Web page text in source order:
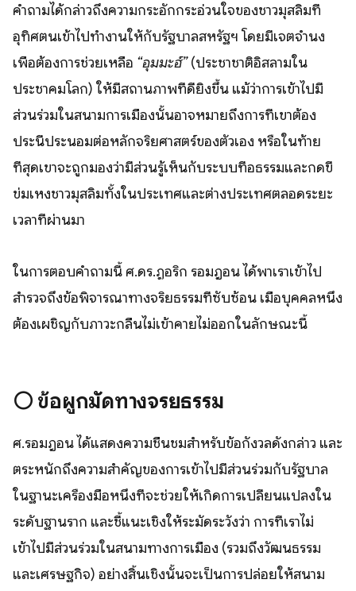
คำถามได้กล่าวถึงความกระอักกระอ่วนใจของชาวมุสลิมที่
อุทิศตนเข้าไปทำงานให้กับรัฐบาลสหรัฐฯ โดยมีเจตจำนง
เพื่อต้องการช่วยเหลือ “อุมมะฮ์”(ประชาชาติอิสลามใน
ประชาคมโลก) ให้มีสถานภาพที่ดียิ่งขึ้น แม้ว่าการเข้าไปมี
ส่วนร่วมในสนามการเมืองนั้นอาจหมายถึงการที่เขาต้อง
ประนีประนอมต่อหลักจริยศาสตร์ของตัวเอง หรือในท้าย
ที่สุดเขาจะถูกมองว่ามีส่วนรู้เห็นกับระบบที่อธรรมและกดขี่
ข่มเหงชาวมุสลิมทั้งในประเทศและต่างประเทศตลอดระยะ
เวลาที่ผ่านมา
ในการตอบคำถามนี้ ศ.ดร.ฏอริก รอมฎอน ได้พาเราเข้าไป
สำรวจถึงข้อพิจารณาทางจริยธรรมที่ซับซ้อน เมื่อบุคคลหนึ่ง
ต้องเผชิญกับภาวะกลืนไม่เข้าคายไม่ออกในลักษณะนี้
⚪️ ข้อผูกมัดทางจริยธรรม
ศ.รอมฎอน ได้แสดงความชื่นชมสำหรับข้อกังวลดังกล่าว และ
ตระหนักถึงความสำคัญของการเข้าไปมีส่วนร่วมกับรัฐบาล
ในฐานะเครื่องมือหนึ่งที่จะช่วยให้เกิดการเปลี่ยนแปลงใน
ระดับฐานราก และชี้แนะเชิงให้ระมัดระวังว่า การที่เราไม่
เข้าไปมีส่วนร่วมในสนามทางการเมือง (รวมถึงวัฒนธรรม
และเศรษฐกิจ) อย่างสิ้นเชิงนั้นจะเป็นการปล่อยให้สนาม